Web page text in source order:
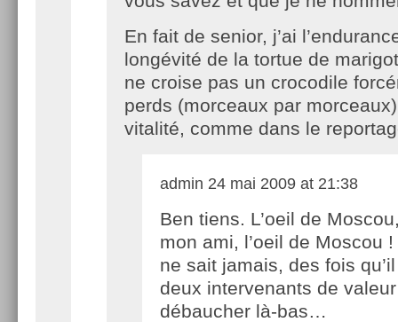
En fait de senior, j’ai
longévité de la tortue de
ne croise pas un crocodile
perds (morceaux par
vitalité, comme dans le
admin 24 mai 2009 at 21:38
Ben tiens. L’oeil de
mon ami, l’oeil de Moscou !
ne sait jamais, des fois
deux intervenants de
débaucher là-bas…